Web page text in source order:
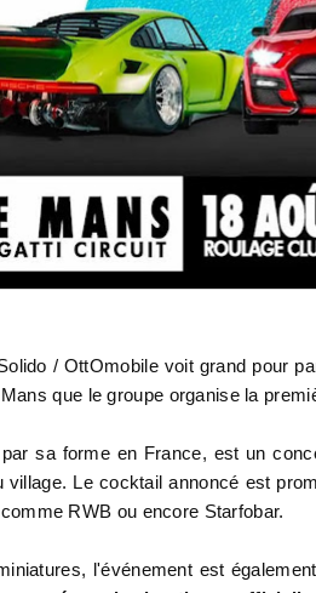
/ OttOmobile voit grand pour
que le groupe organise la
sa forme en France, est un
Le cocktail annoncé est
RWB ou encore Starfobar.
l'événement est